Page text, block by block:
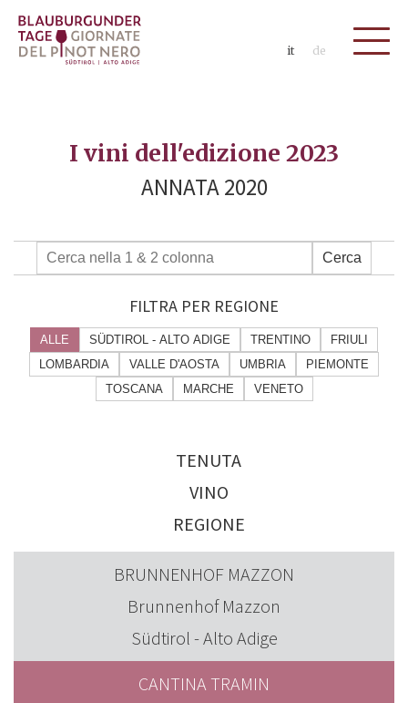
it de
I vini dell'edizione 2023
ANNATA 2020
Cerca
FILTRA PER REGIONE
ALLE SÜDTIROL - ALTO ADIGE TRENTINO
FRIULI
LOMBARDIA
VALLE D'AOSTA UMBRIA
PIEMONTE
TOSCANA
MARCHE VENETO
TENUTA
VINO
REGIONE
BRUNNENHOF MAZZON
Brunnenhof Mazzon
Südtirol - Alto Adige
CANTINA TRAMIN